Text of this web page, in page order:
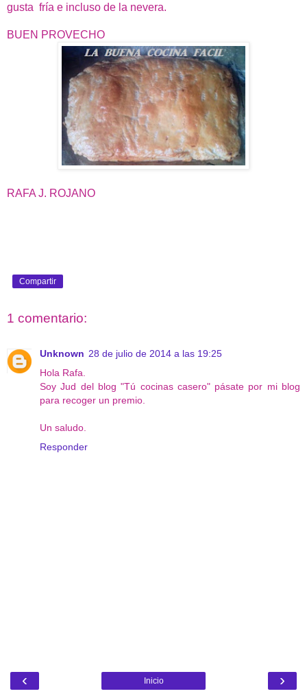
gusta fría e incluso de la nevera.
BUEN PROVECHO
RAFA J. ROJANO
Compartir
1 comentario:
Unknown 28 de julio de 2014 a las 19:25
Hola Rafa.
Soy Jud del blog "Tú cocinas casero" pásate por mi blog
para recoger un premio.
Un saludo.
Responder
‹ ›
Inicio